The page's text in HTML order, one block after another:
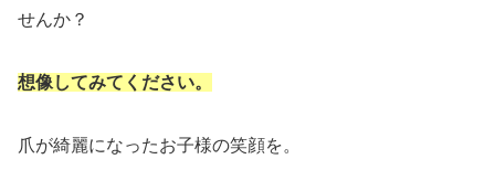
せんか？
想像してみてください。
爪が綺麗になったお子様の笑顔を。